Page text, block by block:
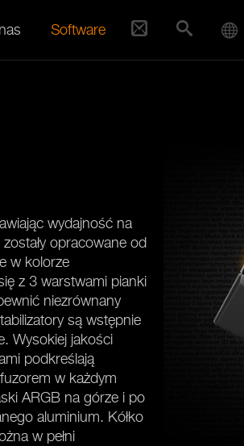
Software
wydajność na
opracowane od
w kolorze
z 3 warstwami pianki
niezrównany
są wstępnie
Wysokiej jakości
podkreślają
w każdym
ARGB na górze i po
aluminium. Kółko
w pełni